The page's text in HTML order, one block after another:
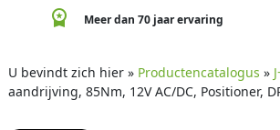
workspace_premium Meer dan 70 jaar ervaring
U bevindt zich hier » Productencatalogus »
aandrijving, 85Nm, 12V AC/DC, Positioner,